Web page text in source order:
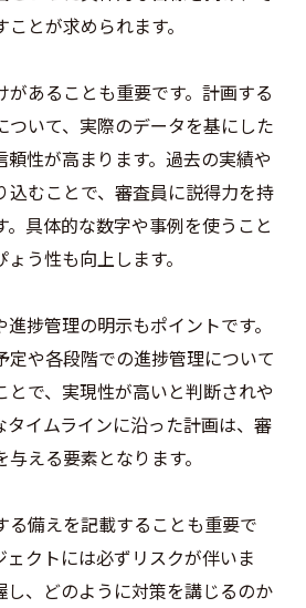
とが求められます。
あることも重要です。計画する
ついて、実際のデータを基にした
性が高まります。過去の実績や
込むことで、審査員に説得力を持
。具体的な数字や事例を使うこと
う性も向上します。
捗管理の明示もポイントです。
定や各段階での進捗管理について
とで、実現性が高いと判断されや
タイムラインに沿った計画は、審
える要素となります。
る備えを記載することも重要で
ェクトには必ずリスクが伴いま
し、どのように対策を講じるのか